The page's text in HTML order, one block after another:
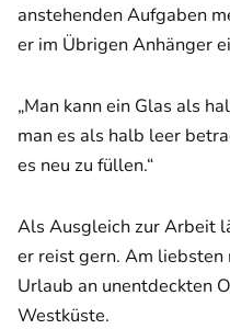
anstehenden Aufgaben
er im Übrigen Anhänger
„Man kann ein Glas als
man es als halb leer
es neu zu füllen.“
Als Ausgleich zur Arbeit
er reist gern. Am
Urlaub an unentdeckten
Westküste.